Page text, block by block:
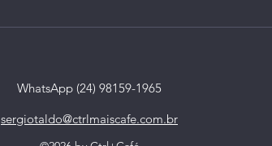
WhatsApp (24) 98159-1965
sergiotaldo@ctrlmaiscafe.com.br